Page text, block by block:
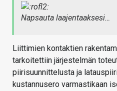
Napsauta laajentaaksesi…
Liittimien kontaktien
tarkoitettiin järjestelmän
piirisuunnittelusta ja
kustannusero varmastikaan